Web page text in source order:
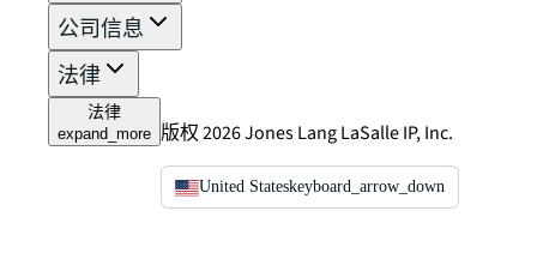
公司信息
法律
法律
expand_more 版权 2026 Jones Lang LaSalle IP, Inc.
United Stateskeyboard_arrow_down